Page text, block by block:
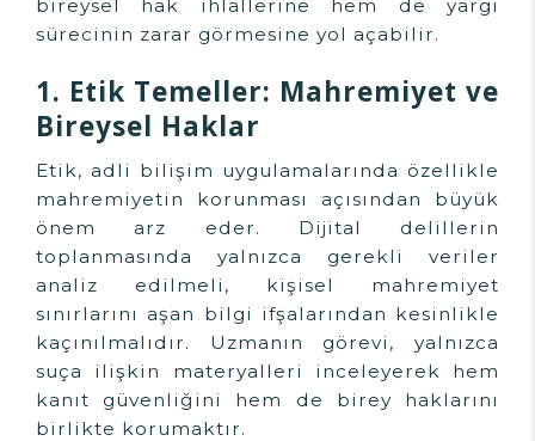
bireysel hak ihlallerine hem de yargı
sürecinin zarar görmesine yol açabilir.
1. Etik Temeller: Mahremiyet ve
Bireysel Haklar
Etik, adli bilişim uygulamalarında özellikle
mahremiyetin korunması açısından büyük
önem arz eder. Dijital delillerin
toplanmasında yalnızca gerekli veriler
analiz edilmeli, kişisel mahremiyet
sınırlarını aşan bilgi ifşalarından kesinlikle
kaçınılmalıdır. Uzmanın görevi, yalnızca
suça ilişkin materyalleri inceleyerek hem
kanıt güvenliğini hem de birey haklarını
birlikte korumaktır.